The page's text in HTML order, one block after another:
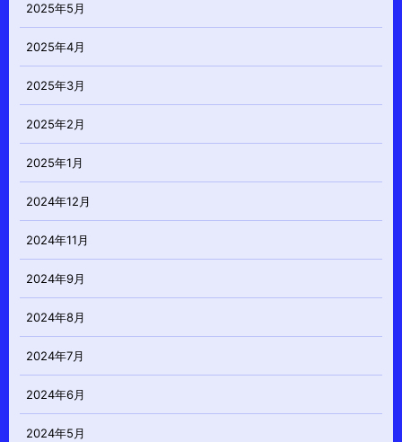
2025年5月
2025年4月
2025年3月
2025年2月
2025年1月
2024年12月
2024年11月
2024年9月
2024年8月
2024年7月
2024年6月
2024年5月